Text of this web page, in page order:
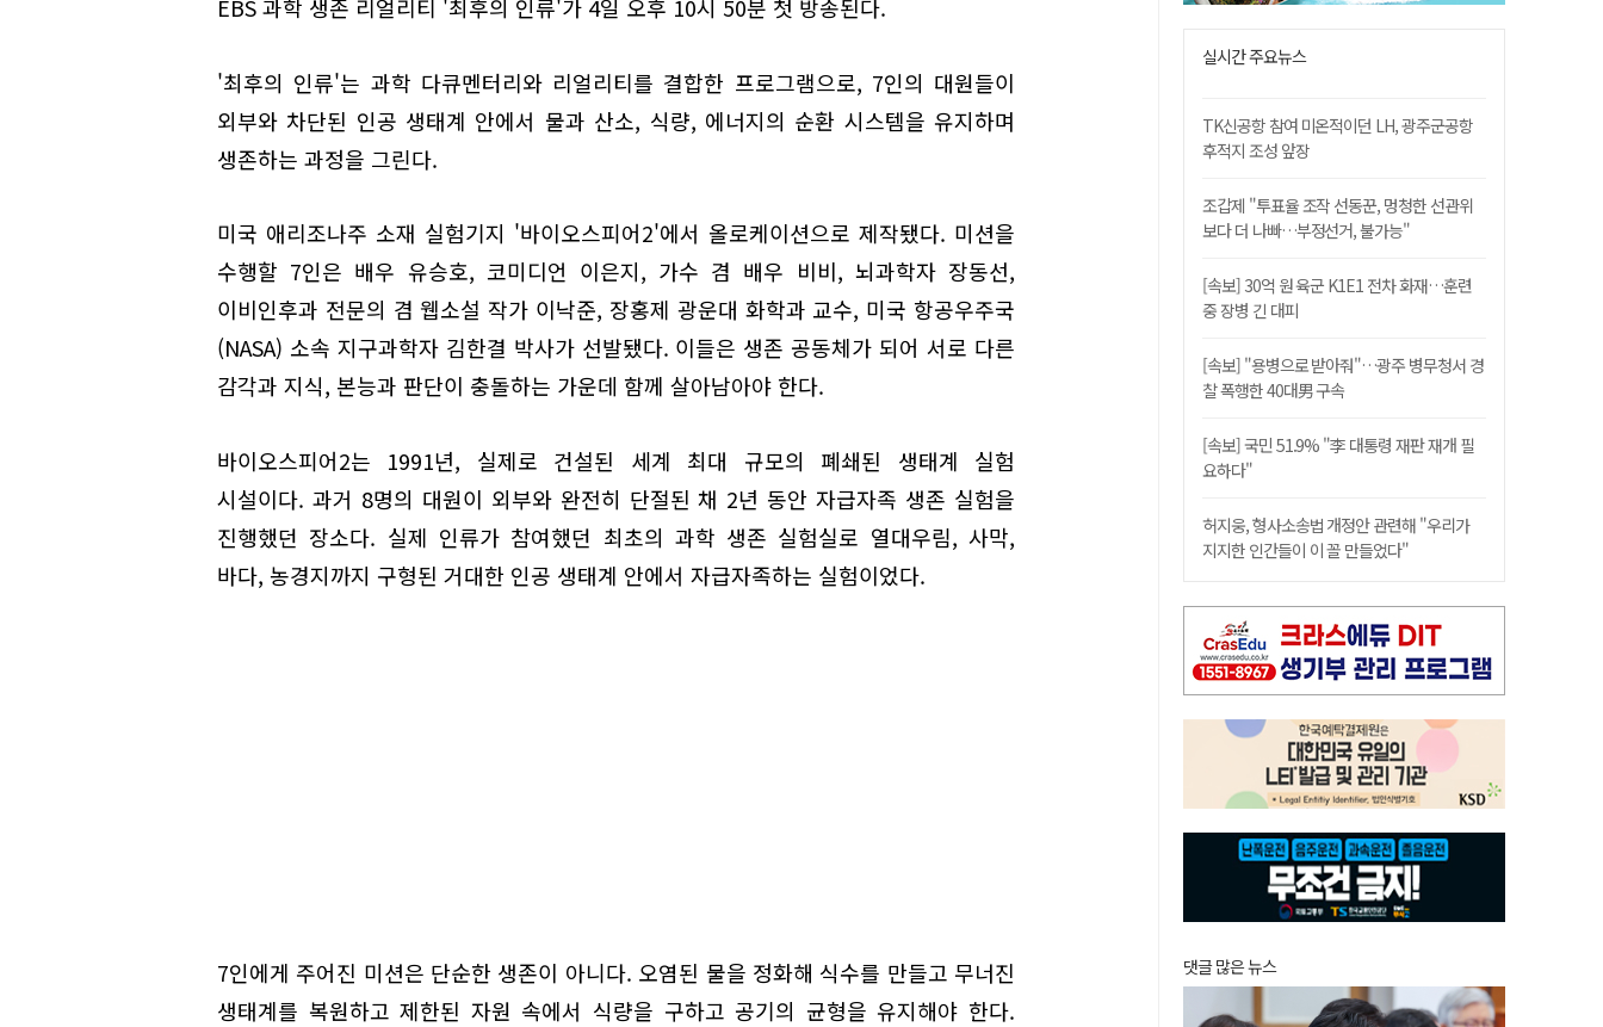
EBS 과학 생존 리얼리티 '최후의 인류'가 4일 오후 10시 50분 첫 방송된다.
'최후의 인류'는 과학 다큐멘터리와 리얼리티를 결합한 프로그램으로, 7인의 대원들이
외부와 차단된 인공 생태계 안에서 물과 산소, 식량, 에너지의 순환 시스템을 유지하며
생존하는 과정을 그린다.
미국 애리조나주 소재 실험기지 '바이오스피어2'에서 올로케이션으로 제작됐다. 미션을
수행할 7인은 배우 유승호, 코미디언 이은지, 가수 겸 배우 비비, 뇌과학자 장동선,
이비인후과 전문의 겸 웹소설 작가 이낙준, 장홍제 광운대 화학과 교수, 미국 항공우주국
(NASA) 소속 지구과학자 김한결 박사가 선발됐다. 이들은 생존 공동체가 되어 서로 다른
감각과 지식, 본능과 판단이 충돌하는 가운데 함께 살아남아야 한다.
바이오스피어2는 1991년, 실제로 건설된 세계 최대 규모의 폐쇄된 생태계 실험
시설이다. 과거 8명의 대원이 외부와 완전히 단절된 채 2년 동안 자급자족 생존 실험을
진행했던 장소다. 실제 인류가 참여했던 최초의 과학 생존 실험실로 열대우림, 사막,
바다, 농경지까지 구형된 거대한 인공 생태계 안에서 자급자족하는 실험이었다.
7인에게 주어진 미션은 단순한 생존이 아니다. 오염된 물을 정화해 식수를 만들고 무너진
생태계를 복원하고 제한된 자원 속에서 식량을 구하고 공기의 균형을 유지해야 한다.
실시간 주요뉴스
TK신공항 참여 미온적이던 LH, 광주군공항
후적지 조성 앞장
조갑제 "투표율 조작 선동꾼, 멍청한 선관위
보다 더 나빠…부정선거, 불가능"
[속보] 30억 원 육군 K1E1 전차 화재…훈련
중 장병 긴 대피
[속보] "용병으로 받아줘"…광주 병무청서 경
찰 폭행한 40대男 구속
[속보] 국민 51.9% "李 대통령 재판 재개 필
요하다"
허지웅, 형사소송법 개정안 관련해 "우리가
지지한 인간들이 이 꼴 만들었다"
댓글 많은 뉴스